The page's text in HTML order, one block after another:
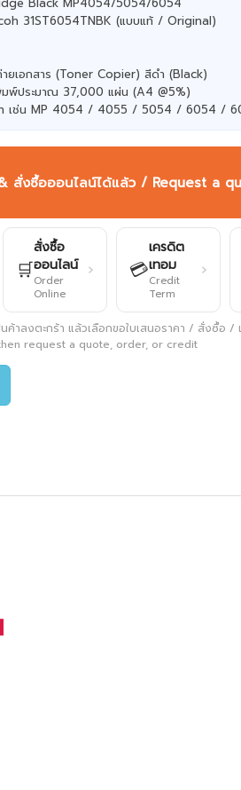
31ST6054TNBK (แบบแท้ / Original)
ยเอกสาร (Toner Copier) สีดำ (Black)
พ์ประมาณ 37,000 แผ่น (A4 @5%)
เช่น MP 4054 / 4055 / 5054 / 6054 /
& สั่งซื้อออนไลน์ได้แล้ว / Request a
🛒
สั่งซื้อ
ออนไลน์
Order
Online
› 💳
เครดิต
เทอม
Credit
Term
›
ค้าลงตะกร้า แล้วเลือกขอใบเสนอราคา / สั่งซื้อ /
request a quote, order, or credit